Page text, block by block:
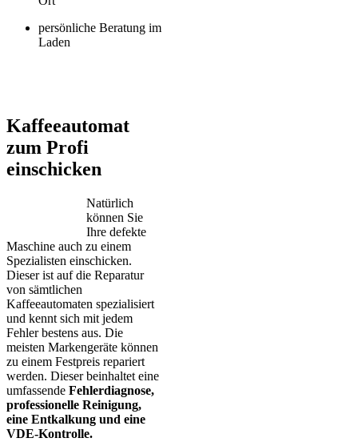
persönliche Beratung im
Laden
Kaffeeautomat
zum Profi
einschicken
Natürlich
können Sie
Ihre defekte
Maschine auch zu einem
Spezialisten einschicken.
Dieser ist auf die Reparatur
von sämtlichen
Kaffeeautomaten spezialisiert
und kennt sich mit jedem
Fehler bestens aus. Die
meisten Markengeräte können
zu einem Festpreis repariert
werden. Dieser beinhaltet eine
umfassende Fehlerdiagnose,
professionelle Reinigung,
eine Entkalkung und eine
VDE-Kontrolle.